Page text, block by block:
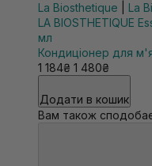
La Biosthetique
La
LA BIOSTHETIQUE
мл
Кондиціонер для
1 184₴ 1 480₴
Додати в кошик
Вам також